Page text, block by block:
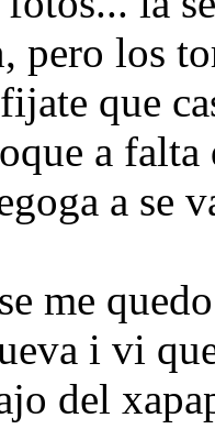
pero los
que
a
a se
me
i vi
del